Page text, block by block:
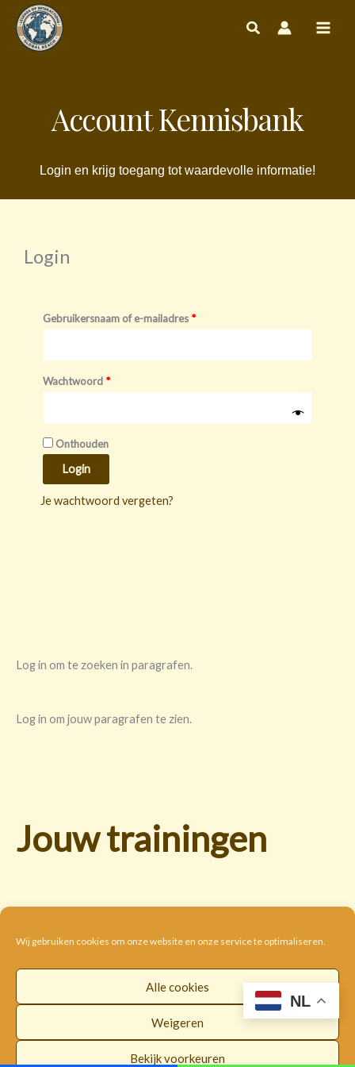
Wij gebruiken cookies om onze website en onze service te optimaliseren.
Alle cookies
Weigeren
Bekijk voorkeuren
naar
Account Kennisbank
Login en krijg toegang tot waardevolle informatie!
Login
Gebruikersnaam of e-mailadres *
Wachtwoord *
Onthouden
Login
Je wachtwoord vergeten?
Log in om te zoeken in paragrafen.
Log in om jouw paragrafen te zien.
Jouw trainingen
Disclaimer
Privacybeleid
Algemene voorwaarden
Facebook
NL